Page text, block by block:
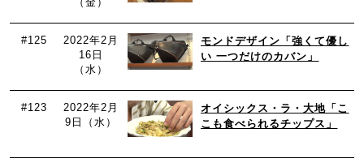
#125
2022年2月
16日
（水）
モンドデザイン「強くて優し
い 一つだけのカバン」
#123
2022年2月
9日（水）
オイシックス・ラ・大地「こ
こも食べられるチップス」